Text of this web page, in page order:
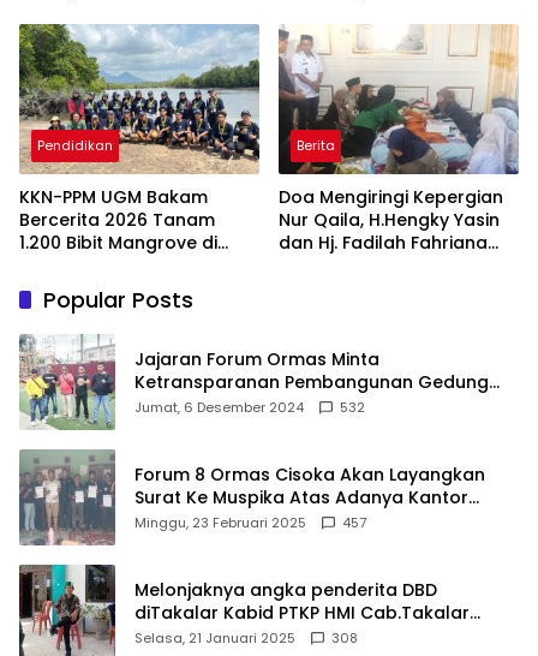
Takalar Menyalakan
Lentera Pengabdian
Melalui Malam Apresiasi
dan Inovasi Award 2026
Panggung Penghargaan
bagi Pelayan Publik
Berprestasi
Pendidikan
KKN-PPM UGM Bakam
Bercerita 2026 Tanam
1.200 Bibit Mangrove di
Berita
Doa Mengiringi Kepergian
Nur Qaila, H.Hengky Yasin
dan Hj. Fadilah Fahriana
Popular Posts
Jajaran Forum Ormas Minta
Ketransparanan Pembangunan Gedung
Damkar Di Kecamatan Cisoka
Jumat, 6 Desember 2024 532
Forum 8 Ormas Cisoka Akan Layangkan
Surat Ke Muspika Atas Adanya Kantor
Matel di Cisoka
Minggu, 23 Februari 2025 457
Melonjaknya angka penderita DBD
diTakalar Kabid PTKP HMI Cab.Takalar
angkat bicara
Selasa, 21 Januari 2025 308